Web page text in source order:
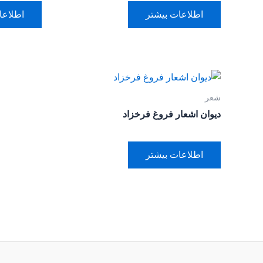
اطلاعات بیشتر
شعر
دیوان اشعار فروغ فرخزاد
اطلاعات بیشتر